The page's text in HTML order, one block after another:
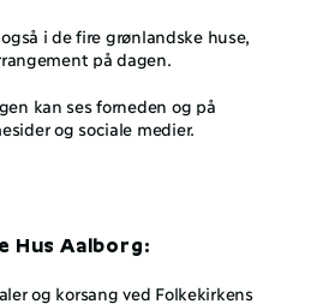
i de fire grønlandske huse,
på dagen.
kan ses forneden og på
og sociale medier.
Hus Aalborg:
og korsang ved Folkekirkens